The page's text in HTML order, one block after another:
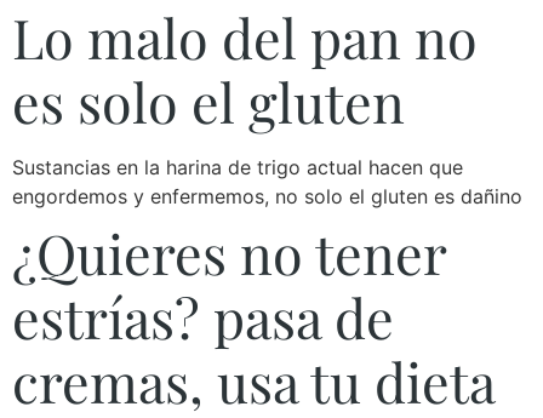
Lo malo del pan no
es solo el gluten
Sustancias en la harina de trigo actual hacen que
engordemos y enfermemos, no solo el gluten es dañino
¿Quieres no tener
estrías? pasa de
cremas, usa tu dieta